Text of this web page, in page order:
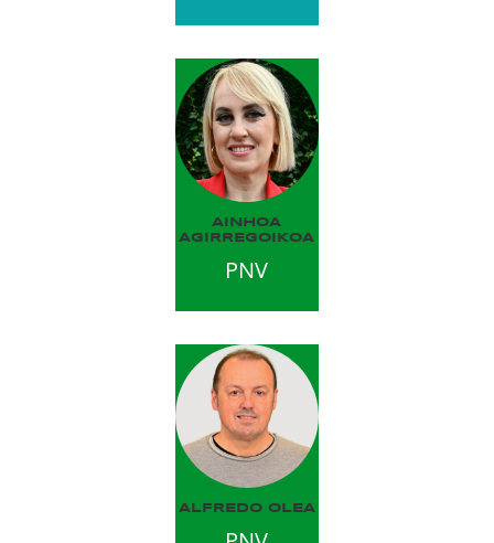
AINHOA
AGIRREGOIKOA
PNV
ALFREDO OLEA